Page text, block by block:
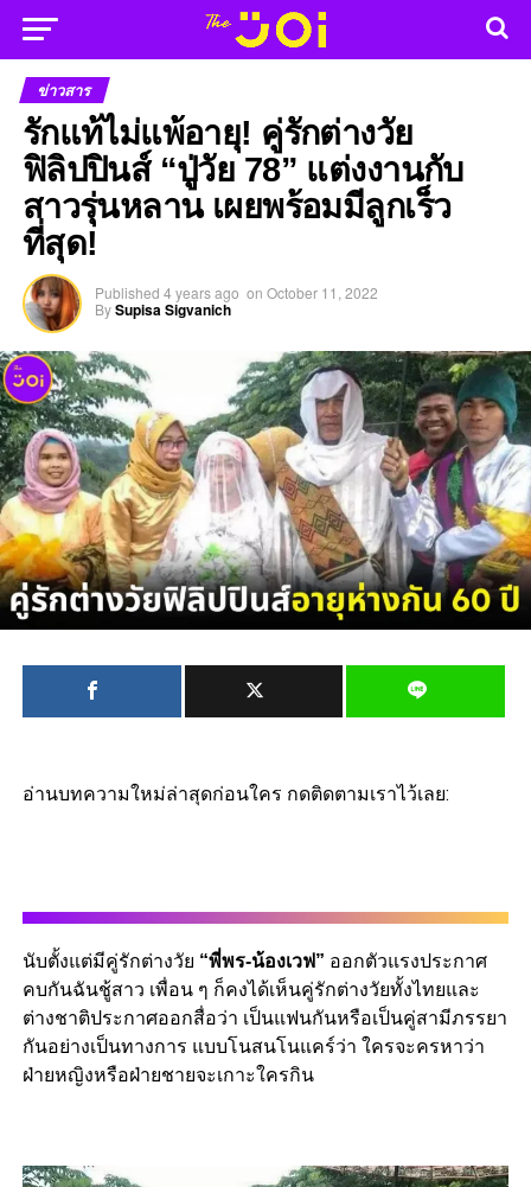
ข่าวสาร
รักแท้ไม่แพ้อายุ! คู่รักต่างวัย
ฟิลิปปินส์ “ปู่วัย 78” แต่งงานกับ
สาวรุ่นหลาน เผยพร้อมมีลูกเร็ว
ที่สุด!
Published 4 years ago on October 11, 2022
BySupisa Sigvanich
อ่านบทความใหม่ล่าสุดก่อนใคร กดติดตามเราไว้เลย:
นับตั้งแต่มีคู่รักต่างวัย “พี่พร-น้องเวฟ” ออกตัวแรงประกาศ
คบกันฉันชู้สาว เพื่อน ๆ ก็คงได้เห็นคู่รักต่างวัยทั้งไทยและ
ต่างชาติประกาศออกสื่อว่า เป็นแฟนกันหรือเป็นคู่สามีภรรยา
กันอย่างเป็นทางการ แบบโนสนโนแคร์ว่า ใครจะครหาว่า
ฝ่ายหญิงหรือฝ่ายชายจะเกาะใครกิน